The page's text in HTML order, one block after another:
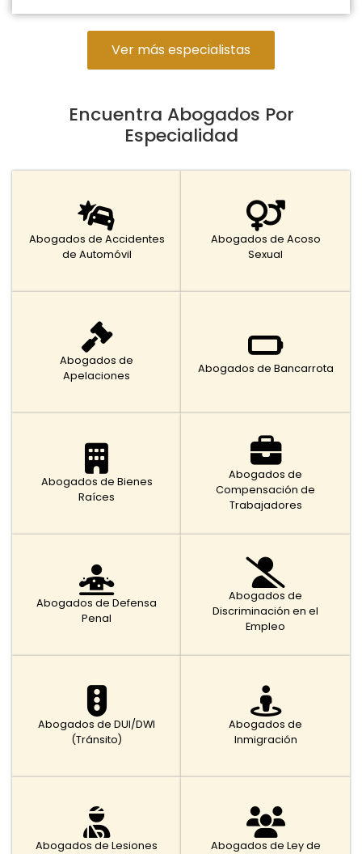
Ver más especialistas
Encuentra Abogados Por
Especialidad
Abogados de Accidentes
de Automóvil
Abogados de Acoso
Sexual
Abogados de
Apelaciones
Abogados de Bancarrota
Abogados de Bienes
Raíces
Abogados de
Compensación de
Trabajadores
Abogados de Defensa
Penal
Abogados de
Discriminación en el
Empleo
Abogados de DUI/DWI
(Tránsito)
Abogados de
Inmigración
Abogados de Lesiones Abogados de Ley de